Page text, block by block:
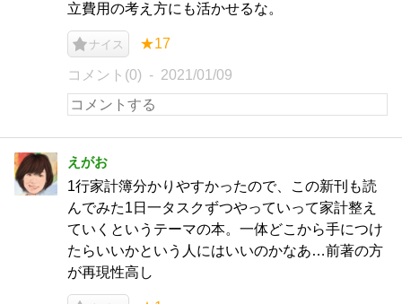
立費用の考え方にも活かせるな。
ナイス ★17
コメント(0) 2021/01/09
えがお
1行家計簿分かりやすかったので、この新刊も読
んでみた1日一タスクずつやっていって家計整え
ていくというテーマの本。一体どこから手につけ
たらいいかという人にはいいのかなあ…前著の方
が再現性高し